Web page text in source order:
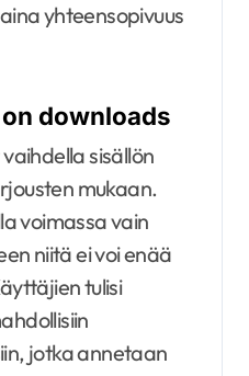
yhteensopivuus
downloads
sisällön
mukaan.
voimassa vain
niitä ei voi enää
tulisi
jotka annetaan